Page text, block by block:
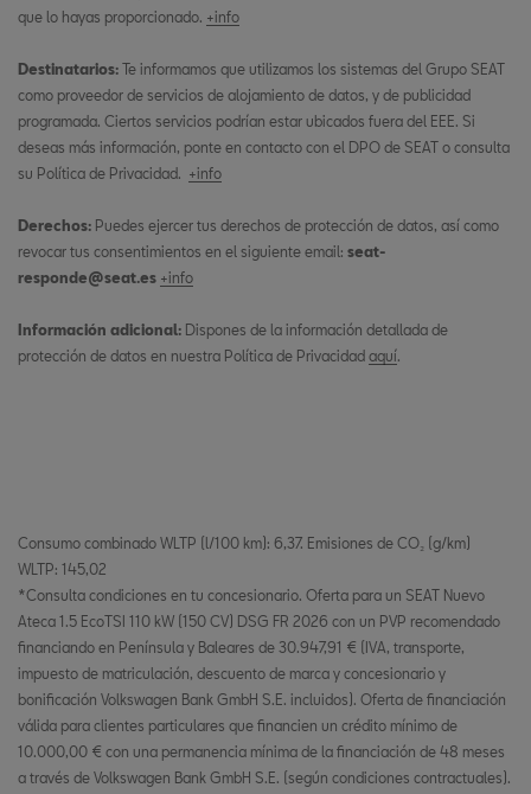
que lo hayas proporcionado. +info
Destinatarios: Te informamos que utilizamos los sistemas del Grupo SEAT
como proveedor de servicios de alojamiento de datos, y de publicidad
programada. Ciertos servicios podrían estar ubicados fuera del EEE. Si
deseas más información, ponte en contacto con el DPO de SEAT o consulta
su Política de Privacidad. +info
Derechos: Puedes ejercer tus derechos de protección de datos, así como
revocar tus consentimientos en el siguiente email: seat-
responde@seat.es +info
Información adicional: Dispones de la información detallada de
protección de datos en nuestra Política de Privacidad aquí.
Consumo combinado WLTP (l/100 km): 6,37. Emisiones de CO₂ (g/km)
WLTP: 145,02
*Consulta condiciones en tu concesionario. Oferta para un SEAT Nuevo
Ateca 1.5 EcoTSI 110 kW (150 CV) DSG FR 2026 con un PVP recomendado
financiando en Península y Baleares de 30.947,91 € (IVA, transporte,
impuesto de matriculación, descuento de marca y concesionario y
bonificación Volkswagen Bank GmbH S.E. incluidos). Oferta de financiación
válida para clientes particulares que financien un crédito mínimo de
10.000,00 € con una permanencia mínima de la financiación de 48 meses
a través de Volkswagen Bank GmbH S.E. (según condiciones contractuales).